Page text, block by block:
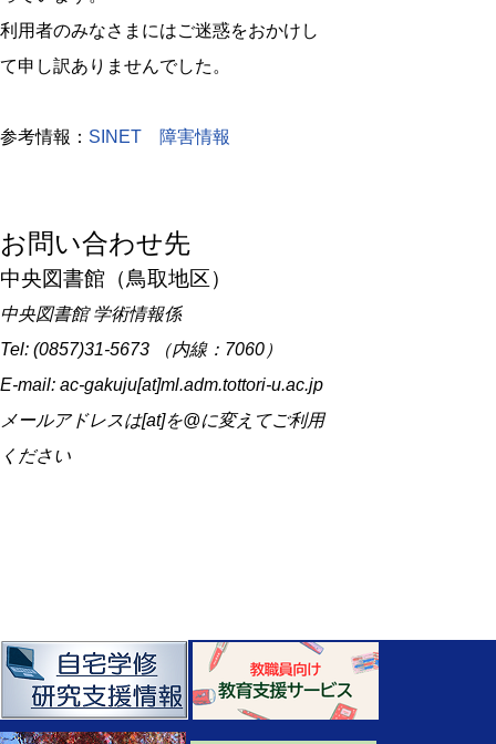
利用者のみなさまにはご迷惑をおかけし
て申し訳ありませんでした。
参考情報： SINET 障害情報
お問い合わせ先
中央図書館（鳥取地区）
中央図書館 学術情報係
Tel: (0857)31-5673 （内線：7060）
E-mail: ac-gakuju[at]ml.adm.tottori-u.ac.jp
メールアドレスは[at]を@に変えてご利用
ください